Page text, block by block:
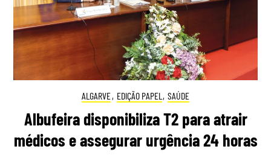
ALGARVE, EDIÇÃO PAPEL , SAÚDE
Albufeira disponibiliza T2 para atrair
médicos e assegurar urgência 24 horas